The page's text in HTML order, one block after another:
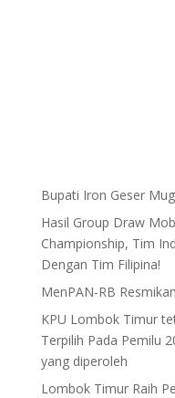
Bupati Iron Geser
Hasil Group Draw
Championship, Tim
Dengan Tim Filipina!
MenPAN-RB
KPU Lombok Timur
Terpilih Pada Pemilu
yang diperoleh
Lombok Timur Raih